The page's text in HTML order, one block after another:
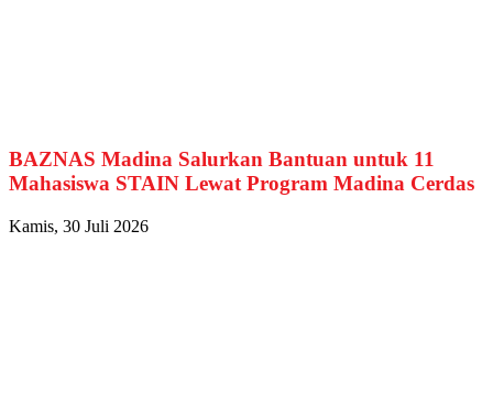
BAZNAS Madina Salurkan Bantuan untuk 11
Mahasiswa STAIN Lewat Program Madina Cerdas
Kamis, 30 Juli 2026